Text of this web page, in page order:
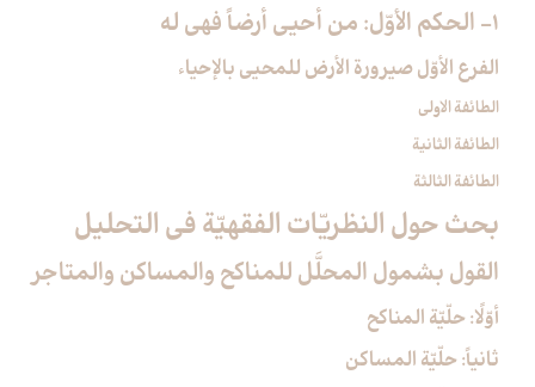
1- الحكم الأوّل: من أحيى أرضاً فهي له‏
الفرع الأوّل صيرورة الأرض للمحيي بالإحياء
الطائفة الاولى
الطائفة الثانية
الطائفة الثالثة
بحث حول النظريّات الفقهيّة في التحليل‏
القول بشمول المحلَّل للمناكح والمساكن والمتاجر
أوّلًا: حلّيّة المناكح
ثانياً: حلّيّة المساكن